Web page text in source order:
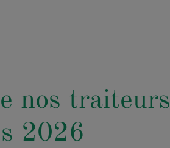
nos traiteurs
2026